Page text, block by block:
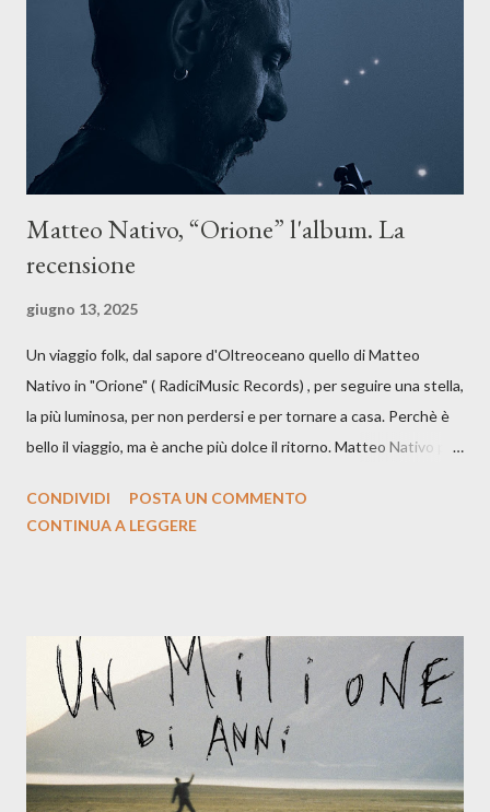
anche quando l’aria sembra farsi più densa. Il brano è anche una
dichiarazione d’intenti: Cico Messina apre il suo nuovo percorso
artistico con una composizi...
Matteo Nativo, “Orione” l'album. La
recensione
giugno 13, 2025
Un viaggio folk, dal sapore d'Oltreoceano quello di Matteo
Nativo in "Orione" ( RadiciMusic Records) , per seguire una stella,
la più luminosa, per non perdersi e per tornare a casa. Perchè è
bello il viaggio, ma è anche più dolce il ritorno. Matteo Nativo per
indubbiamente matura e consapevole oltre che con ottimi
Dicevamo. Ed è da qui che il nostro inizia questo concept
musicale, con " Che ora è" , raccontando la separazione dalla
moglie, del senso di sconfitta e del caldo afoso che opprime,
giusta condizione di sopraffazione: "Non so che ora è, che giorno
è, di questa estate che...". E' raro fare uscire come singolo una
CONDIVIDI
POSTA UN COMMENTO
CONTINUA A LEGGERE